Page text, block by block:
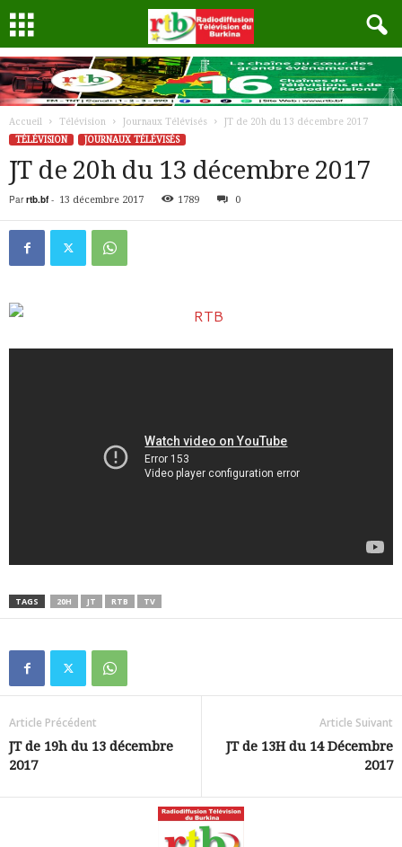
Accueil Télévision Journaux Télévisés
JT de 20h du 13 décembre 2017
TÉLÉVISION
JOURNAUX TÉLÉVISÉS
JT de 20h du 13 décembre 2017
Par rtb.bf- 13 décembre 2017 1789 0
TAGS 20H JT RTB TV
Article Précédent
JT de 19h du 13 décembre
2017
Article Suivant
JT de 13H du 14 Décembre
2017